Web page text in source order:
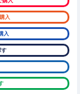
入
入
す